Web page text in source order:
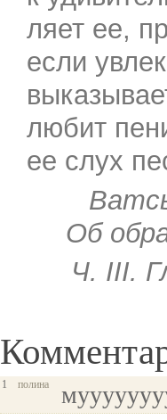
ляет ее,
если
любит
ее слух
Об
Ч. III.
1 полина